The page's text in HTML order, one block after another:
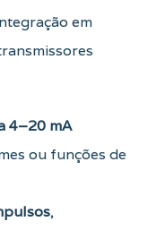
em
4–20 mA
ou funções de
,